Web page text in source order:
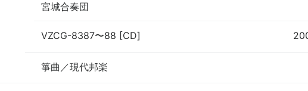
宮城合奏団
VZCG-8387〜88 [CD]
箏曲／現代邦楽